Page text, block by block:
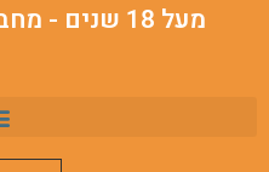
מעל 18 שנים - מחברים אתכם להצלחה